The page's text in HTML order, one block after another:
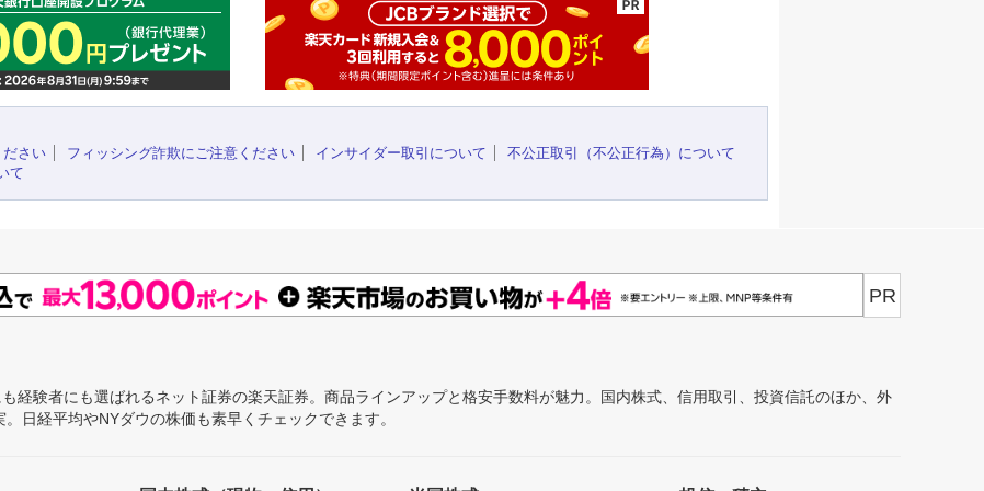
ださい
フィッシング詐欺にご注意ください インサイダー取引について
不公正取引（不公正行為）について
て
PR
経験者にも選ばれるネット証券の楽天証券。商品ラインアップと格安手数料が魅力。国内株式、信用取引、投資信託のほか、外
日経平均やNYダウの株価も素早くチェックできます。